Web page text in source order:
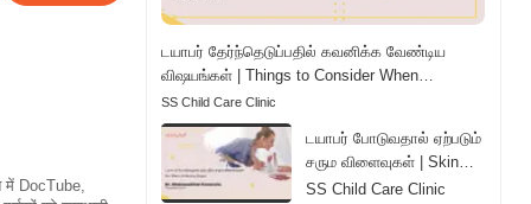
में DocTube,
டயாபர் தேர்ந்தெடுப்பதில் கவனிக்க வேண்டிய
விஷயங்கள் | Things to Consider When
Choosing a Diaper | Tamil
SS Child Care Clinic
டயாபர் போடுவதால் ஏற்படும்
சரும விளைவுகள் | Skin
Effects of Wearing
SS Child Care Clinic